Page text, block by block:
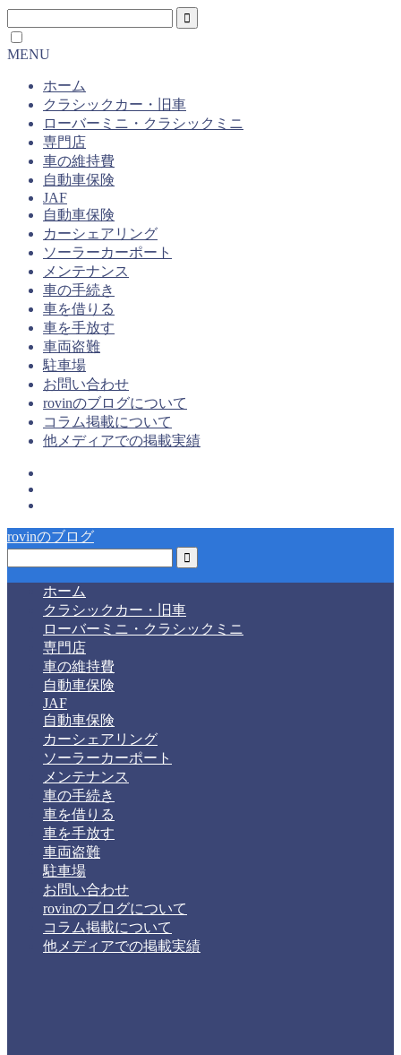
MENU
ホーム
クラシックカー・旧車
ローバーミニ・クラシックミニ
専門店
車の維持費
自動車保険
JAF
自動車保険
カーシェアリング
ソーラーカーポート
メンテナンス
車の手続き
車を借りる
車を手放す
車両盗難
駐車場
お問い合わせ
rovinのブログについて
コラム掲載について
他メディアでの掲載実績
rovinのブログ
ホーム
クラシックカー・旧車
ローバーミニ・クラシックミニ
専門店
車の維持費
自動車保険
JAF
自動車保険
カーシェアリング
ソーラーカーポート
メンテナンス
車の手続き
車を借りる
車を手放す
車両盗難
駐車場
お問い合わせ
rovinのブログについて
コラム掲載について
他メディアでの掲載実績